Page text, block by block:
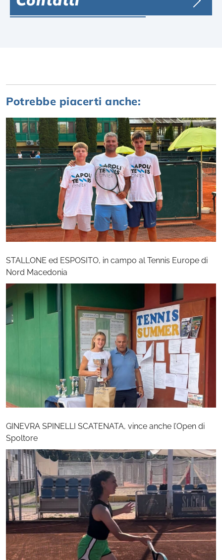
Potrebbe piacerti anche:
STALLONE ed ESPOSITO, in campo al Tennis Europe di
Nord Macedonia
GINEVRA SPINELLI SCATENATA, vince anche l’Open di
Spoltore